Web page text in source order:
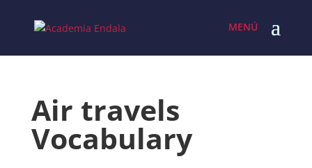
content
Air travels
Vocabulary